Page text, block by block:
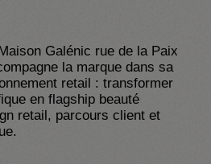
Galénic rue de la Paix
la marque dans sa
retail : transformer
en flagship beauté
retail, parcours client et